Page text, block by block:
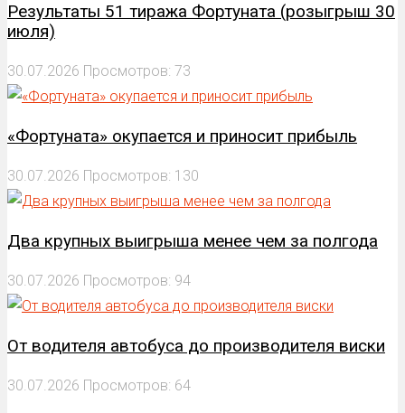
Результаты 51 тиража Фортуната (розыгрыш 30
июля)
30.07.2026 Просмотров: 73
«Фортуната» окупается и приносит прибыль
30.07.2026 Просмотров: 130
Два крупных выигрыша менее чем за полгода
30.07.2026 Просмотров: 94
От водителя автобуса до производителя виски
30.07.2026 Просмотров: 64